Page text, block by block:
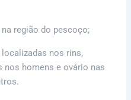
região do pescoço;
localizadas nos rins,
nos homens e ovário nas